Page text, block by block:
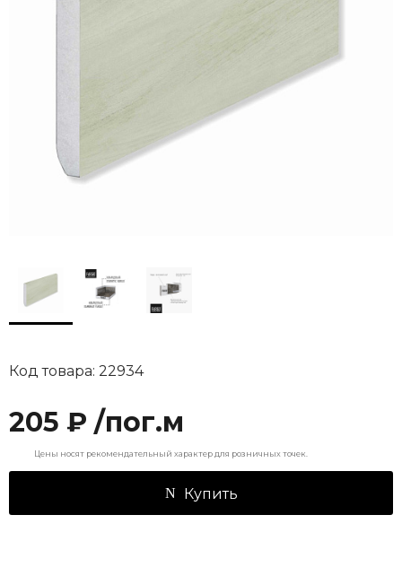
Код товара: 22934
205 ₽ /пог.м
Цены носят рекомендательный характер для розничных точек.
Купить